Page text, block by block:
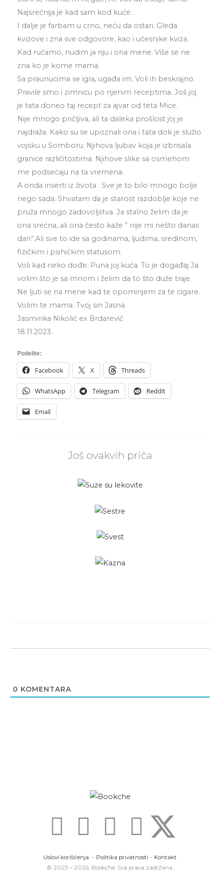
Najsrećnija je kad sam kod kuće.
I dalje je farbam u crno, neću da ostari. Gleda
kvizove i zna sve odgovore, kao i učesnike kviza.
Kad ručamo, nudim ja nju i ona mene. Više se ne
zna ko je kome mama.
Sa praunucima se igra, ugađa im. Voli ih beskrajno.
Pravile smo i zimnicu po njenim receptima. Još joj
je tata doneo taj recept za ajvar od teta Mice.
Nije mnogo pričljiva, ali ta daleka prošlost joj je
najdraža. Kako su se upoznali ona i tata dok je služio
vojsku u Somboru. Njihova ljubav koja je izbrisala
granice različitostima. Njihove slike sa osmehom
me podsećaju na ta vremena.
A onda inserti iz života . Sve je to bilo mnogo bolje
nego sada. Shvatam da je starost razdoblje koje ne
pruža mnogo zadovoljstva. Ja stalno želim da je
ona srećna, ali ona često kaže ” nije mi nešto danas
dan”.Ali sve to ide sa godinama, ljudima, sredinom,
fizičkim i psihičkim statusom.
Voli kad neko dođe. Puna joj kuća. To je događaj.Ja
volim što je sa mnom i želim da to što duže traje.
Ne ljuti se na mene kad te opominjem za te cigare.
Volim te mama. Tvoj sin Jasna.
Jasminka Nikolić ex Brdarević
18.11.2023.
Podelite:
Facebook X Threads
WhatsApp Telegram Reddit
Email
Još ovakvih priča
0 KOMENTARA
I
n
F
a
Y
o
T
i
Uslovi korišćenja – Politika privatnosti – Kontakt
© 2023 – 2026. Bookche. Sva prava zadržana.